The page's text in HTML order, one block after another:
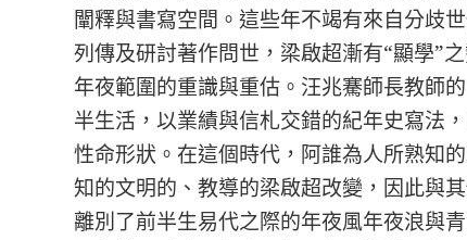
闡釋與書寫空間。這些年不竭有來自分歧
列傳及研討著作問世，梁啟超漸有“顯學”
年夜範圍的重識與重估。汪兆騫師長教師
半生活，以業績與信札交錯的紀年史寫法
性命形狀。在這個時代，阿誰為人所熟知
知的文明的、教導的梁啟超改變，因此與
離別了前半生易代之際的年夜風年夜浪與